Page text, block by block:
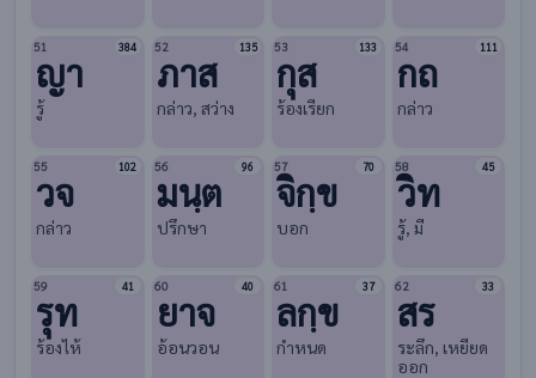
51 384
ญา
รู้
52 135
ภาส
กล่าว, สว่าง
53 133
กุส
ร้องเรียก
54 111
กถ
กล่าว
55 102
วจ
กล่าว
56 96
มนฺต
ปรึกษา
57 70
จิกฺข
บอก
58 45
วิท
รู้, มี
59 41
รุท
ร้องไห้
60 40
ยาจ
อ้อนวอน
61 37
ลกฺข
กำหนด
62 33
สร
ระลึก, เหยียด
ออก